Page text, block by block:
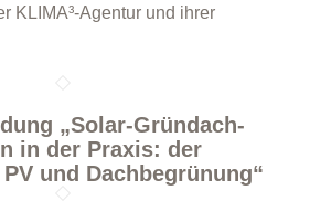
KLIMA³-Agentur und ihrer
„Solar-Gründach-
in der Praxis: der
und Dachbegrünung“